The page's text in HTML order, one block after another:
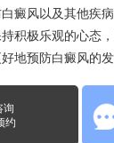
癜风以及其他疾
积极乐观的心态
地预防白癜风的发
询
约